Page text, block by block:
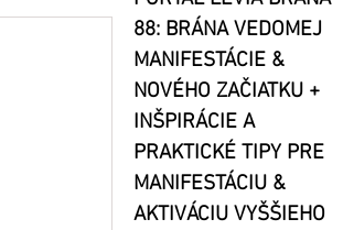
88: BRÁNA VEDOMEJ
MANIFESTÁCIE &
NOVÉHO ZAČIATKU +
INŠPIRÁCIE A
PRAKTICKÉ TIPY PRE
MANIFESTÁCIU &
AKTIVÁCIU VYŠŠIEHO